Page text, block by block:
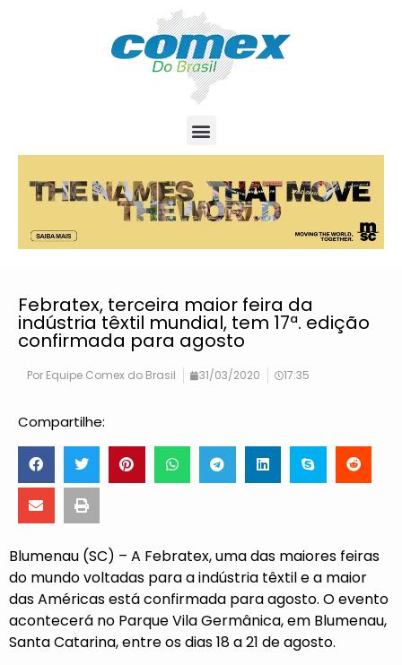
Febratex, terceira maior feira da
indústria têxtil mundial, tem 17ª. edição
confirmada para agosto
Por Equipe Comex do Brasil 31/03/2020 17:35
Compartilhe:
Blumenau (SC) – A Febratex, uma das maiores feiras
do mundo voltadas para a indústria têxtil e a maior
das Américas está confirmada para agosto. O evento
acontecerá no Parque Vila Germânica, em Blumenau,
Santa Catarina, entre os dias 18 a 21 de agosto.